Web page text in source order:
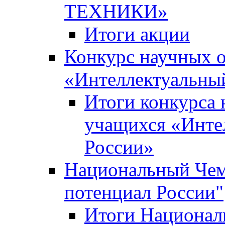
ТЕХНИКИ»
Итоги акции
Конкурс научных
Итоги
учащихся
России»
Национальный
потенциал России"
Итоги